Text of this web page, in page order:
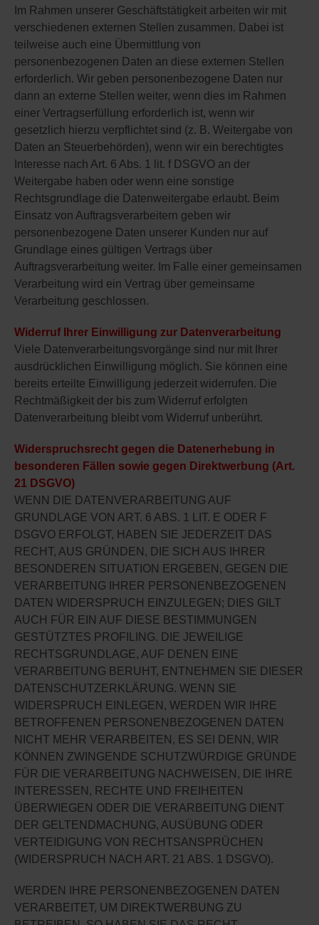
Im Rahmen unserer Geschäftstätigkeit arbeiten wir mit
verschiedenen externen Stellen zusammen. Dabei ist
teilweise auch eine Übermittlung von
personenbezogenen Daten an diese externen Stellen
erforderlich. Wir geben personenbezogene Daten nur
dann an externe Stellen weiter, wenn dies im Rahmen
einer Vertragserfüllung erforderlich ist, wenn wir
gesetzlich hierzu verpflichtet sind (z. B. Weitergabe von
Daten an Steuerbehörden), wenn wir ein berechtigtes
Interesse nach Art. 6 Abs. 1 lit. f DSGVO an der
Weitergabe haben oder wenn eine sonstige
Rechtsgrundlage die Datenweitergabe erlaubt. Beim
Einsatz von Auftragsverarbeitern geben wir
personenbezogene Daten unserer Kunden nur auf
Grundlage eines gültigen Vertrags über
Auftragsverarbeitung weiter. Im Falle einer gemeinsamen
Verarbeitung wird ein Vertrag über gemeinsame
Verarbeitung geschlossen.
Widerruf Ihrer Einwilligung zur Datenverarbeitung
Viele Datenverarbeitungsvorgänge sind nur mit Ihrer
ausdrücklichen Einwilligung möglich. Sie können eine
bereits erteilte Einwilligung jederzeit widerrufen. Die
Rechtmäßigkeit der bis zum Widerruf erfolgten
Datenverarbeitung bleibt vom Widerruf unberührt.
Widerspruchsrecht gegen die Datenerhebung in
besonderen Fällen sowie gegen Direktwerbung (Art.
21 DSGVO)
WENN DIE DATENVERARBEITUNG AUF
GRUNDLAGE VON ART. 6 ABS. 1 LIT. E ODER F
DSGVO ERFOLGT, HABEN SIE JEDERZEIT DAS
RECHT, AUS GRÜNDEN, DIE SICH AUS IHRER
BESONDEREN SITUATION ERGEBEN, GEGEN DIE
VERARBEITUNG IHRER PERSONENBEZOGENEN
DATEN WIDERSPRUCH EINZULEGEN; DIES GILT
AUCH FÜR EIN AUF DIESE BESTIMMUNGEN
GESTÜTZTES PROFILING. DIE JEWEILIGE
RECHTSGRUNDLAGE, AUF DENEN EINE
VERARBEITUNG BERUHT, ENTNEHMEN SIE DIESER
DATENSCHUTZERKLÄRUNG. WENN SIE
WIDERSPRUCH EINLEGEN, WERDEN WIR IHRE
BETROFFENEN PERSONENBEZOGENEN DATEN
NICHT MEHR VERARBEITEN, ES SEI DENN, WIR
KÖNNEN ZWINGENDE SCHUTZWÜRDIGE GRÜNDE
FÜR DIE VERARBEITUNG NACHWEISEN, DIE IHRE
INTERESSEN, RECHTE UND FREIHEITEN
ÜBERWIEGEN ODER DIE VERARBEITUNG DIENT
DER GELTENDMACHUNG, AUSÜBUNG ODER
VERTEIDIGUNG VON RECHTSANSPRÜCHEN
(WIDERSPRUCH NACH ART. 21 ABS. 1 DSGVO).
WERDEN IHRE PERSONENBEZOGENEN DATEN
VERARBEITET, UM DIREKTWERBUNG ZU